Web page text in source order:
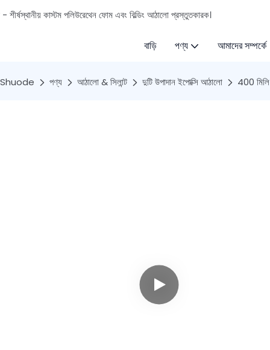
শীর্ষস্থানীয় কাস্টম পলিউরেথেন ফোম এবং বিল্ডিং আঠালো প্রস্তুতকারক।
বাড়ি পণ্য আমাদের সম্পর্কে
Shuode পণ্য আঠালো & সিলান্ট দুটি উপাদান ইপোক্সি আঠালো 400 মিলি